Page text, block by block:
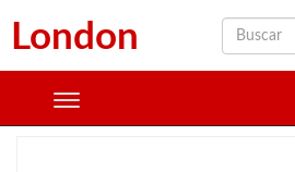
London